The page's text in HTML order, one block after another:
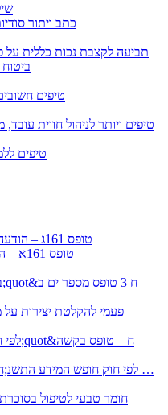
כתב ויתור
תביעה לקצבת נכות כללית על פי
ביטוח
7 טיפים
21 טיפים
טופס 161ג – הודעה על חזרה מרצף פיצויים / קיצבה
טופס 161א – הודעת עובד עקב פרישה מעבודה
) 1998 ( לפי חוק חופש המידע התשנ;ח – טופס בקשה לקבלת …
חומר טבעי לטיפול